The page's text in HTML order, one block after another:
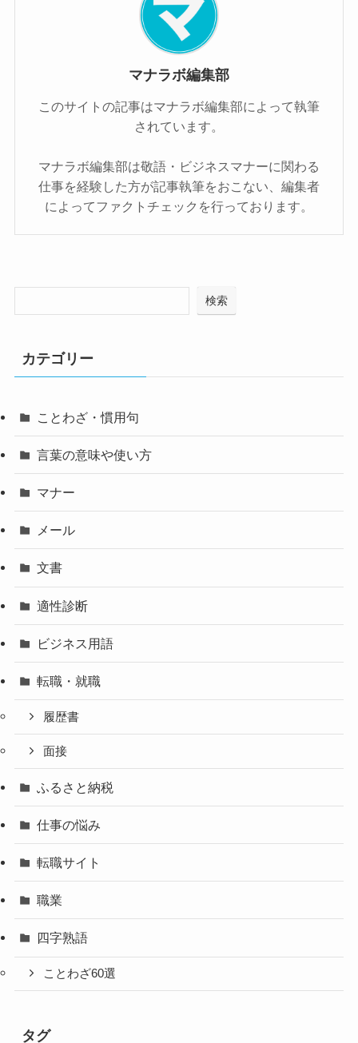
マナラボ編集部
このサイトの記事はマナラボ編集部によって執筆
されています。
マナラボ編集部は敬語・ビジネスマナーに関わる
仕事を経験した方が記事執筆をおこない、編集者
によってファクトチェックを行っております。
検索
カテゴリー
ことわざ・慣用句
言葉の意味や使い方
マナー
メール
文書
適性診断
ビジネス用語
転職・就職
履歴書
面接
ふるさと納税
仕事の悩み
転職サイト
職業
四字熟語
ことわざ60選
タグ